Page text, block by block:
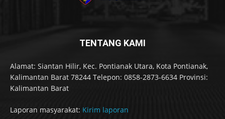
TENTANG KAMI
Alamat: Siantan Hilir, Kec. Pontianak Utara, Kota Pontianak,
Kalimantan Barat 78244 Telepon: 0858-2873-6634 Provinsi:
Kalimantan Barat
Laporan masyarakat: Kirim laporan